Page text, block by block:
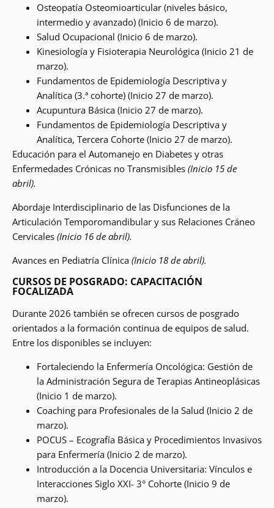
Osteopatía Osteomioarticular (niveles básico,
intermedio y avanzado) (Inicio 6 de marzo).
Salud Ocupacional (Inicio 6 de marzo).
Kinesiología y Fisioterapia Neurológica (Inicio 21 de
marzo).
Fundamentos de Epidemiología Descriptiva y
Analítica (3.ª cohorte) (Inicio 27 de marzo).
Acupuntura Básica (Inicio 27 de marzo).
Fundamentos de Epidemiología Descriptiva y
Analítica, Tercera Cohorte (Inicio 27 de marzo).
Educación para el Automanejo en Diabetes y otras
Enfermedades Crónicas no Transmisibles (Inicio 15 de
abril).
Abordaje Interdisciplinario de las Disfunciones de la
Articulación Temporomandibular y sus Relaciones Cráneo
Cervicales (Inicio 16 de abril).
Avances en Pediatría Clínica (Inicio 18 de abril).
CURSOS DE POSGRADO: CAPACITACIÓN
FOCALIZADA
Durante 2026 también se ofrecen cursos de posgrado
orientados a la formación continua de equipos de salud.
Entre los disponibles se incluyen:
Fortaleciendo la Enfermería Oncológica: Gestión de
la Administración Segura de Terapias Antineoplásicas
(Inicio 1 de marzo).
Coaching para Profesionales de la Salud (Inicio 2 de
marzo).
POCUS – Ecografía Básica y Procedimientos Invasivos
para Enfermería (Inicio 2 de marzo).
Introducción a la Docencia Universitaria: Vínculos e
Interacciones Siglo XXI- 3° Cohorte (Inicio 9 de
marzo).